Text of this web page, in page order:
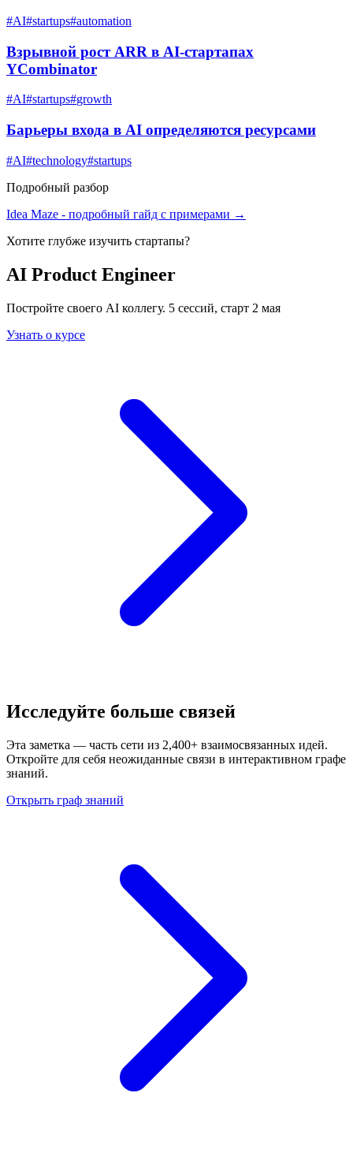
#AI#startups#automation
Взрывной рост ARR в AI-стартапах
YCombinator
#AI#startups#growth
Барьеры входа в AI определяются ресурсами
#AI#technology#startups
Подробный разбор
Idea Maze - подробный гайд с примерами →
Хотите глубже изучить стартапы?
AI Product Engineer
Постройте своего AI коллегу. 5 сессий, старт 2 мая
Узнать о курсе
Исследуйте больше связей
Эта заметка — часть сети из 2,400+ взаимосвязанных идей.
Откройте для себя неожиданные связи в интерактивном графе
знаний.
Открыть граф знаний